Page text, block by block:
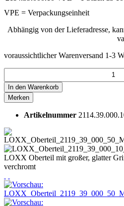
VPE = Verpackungseinheit
Abhängig von der Lieferadresse,
voraussichtlicher Warenversand 1-3
In den Warenkorb
Merken
Artikelnummer
LOXX Oberteil mit großer, glatter
verchromt